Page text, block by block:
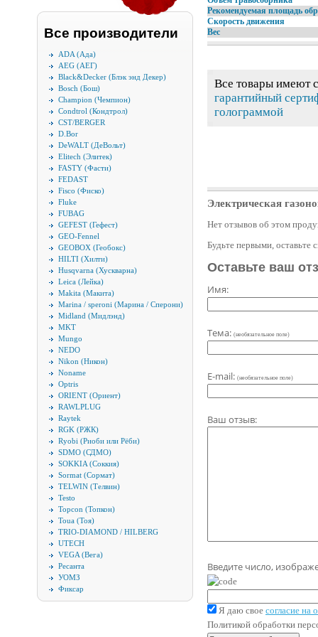
Все производители
ADA (Ада)
AEG (АЕГ)
Black&Decker (Блэк энд Декер)
Bosch (Бош)
Champion (Чемпион)
Condtrol (Кондтрол)
CST/BERGER
D.Bor
DeWALT (ДеВольт)
Elitech (Элитек)
FASTY (Фасти)
FEDAST
Fisco (Фиско)
Fluke
FUBAG
GEFEST (Гефест)
GEO-Fennel
GEOBOX (Геобокс)
HILTI (Хилти)
Husqvarna (Хускварна)
Leica (Лейка)
Makita (Макита)
Marina / speroni (Марина / Сперони)
Midland (Мидлэнд)
MKT
Mungo
NEDO
Nikon (Никон)
Noname
Optris
ORIENT (Ориент)
RAWLPLUG
Raytek
RGK (РЖК)
Ryobi (Риоби или Рёби)
SDMO (СДМО)
SOKKIA (Соккия)
Sormat (Сормат)
TELWIN (Телвин)
Testo
Topcon (Топкон)
Toua (Тоя)
TRIO-DIAMOND / HILBERG
UTECH
VEGA (Вега)
Ресанта
УОМЗ
Фиксар
Рекомендуемая площадь
Скорость движения
Вес
Все товары имеют
гарантийный
голограммой
Электрическая
Нет отзывов об этом
Будьте первыми, оставьте
Оставьте ваш
Имя:
Тема: (необязательное поле)
E-mail: (необязательное поле)
Ваш отзыв:
Введите число,
Я даю свое согласие на
Политикой обработки